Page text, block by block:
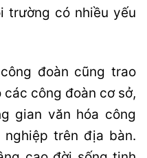
trường có nhiều yếu
đoàn cũng trao
công đoàn cơ sở,
gian văn hóa công
nghiệp trên địa bàn.